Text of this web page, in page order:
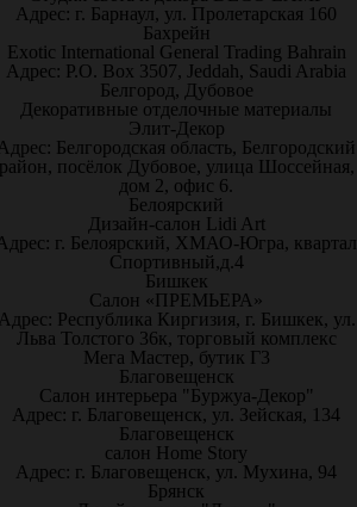
Адрес: г. Барнаул, ул. Пролетарская 160
Бахрейн
Exotic International General Trading Bahrain
Адрес: P.O. Box 3507, Jeddah, Saudi Arabia
Белгород, Дубовое
Декоративные отделочные материалы
Элит-Декор
Белгородская область, Белгородский
посёлок Дубовое, улица Шоссейная,
дом 2, офис 6.
Белоярский
Дизайн-салон Lidi Art
г. Белоярский, ХМАО-Югра, квартал
Спортивный,д.4
Бишкек
Салон «ПРЕМЬЕРА»
Республика Киргизия, г. Бишкек, ул.
Льва Толстого 36к, торговый комплекс
Мега Мастер, бутик Г3
Благовещенск
Салон интерьера "Буржуа-Декор"
Адрес: г. Благовещенск, ул. Зейская, 134
Благовещенск
салон Home Story
Адрес: г. Благовещенск, ул. Мухина, 94
Брянск